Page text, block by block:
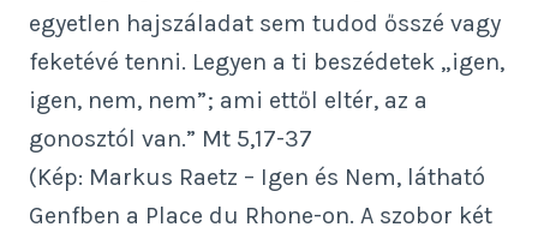
egyetlen hajszáladat sem tudod ősszé vagy
feketévé tenni. Legyen a ti beszédetek „igen,
igen, nem, nem”; ami ettől eltér, az a
gonosztól van.” Mt 5,17-37
(Kép: Markus Raetz – Igen és Nem, látható
Genfben a Place du Rhone-on. A szobor két